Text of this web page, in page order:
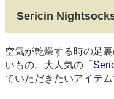
Sericin
空気が乾燥する時の足
いもの。大人気の「
ていただきたいアイテム